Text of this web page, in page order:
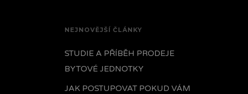
NEJNOVĚJŠÍ ČLÁNKY
STUDIE A PŘÍBĚH PRODEJE
BYTOVÉ JEDNOTKY
JAK POSTUPOVAT POKUD VÁM